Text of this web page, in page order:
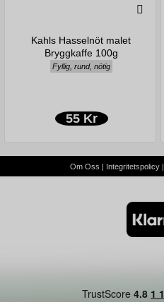
Kahls Hasselnöt malet
Bryggkaffe 100g
Fyllig, rund, nötig
55 Kr
Om Oss | Integritetspolicy|